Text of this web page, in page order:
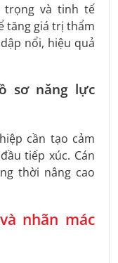
trọng và tinh tế
tăng giá trị thẩm
nổi, hiệu quả
sơ năng lực
cần tạo cảm
tiếp xúc. Cán
thời nâng cao
nhãn mác